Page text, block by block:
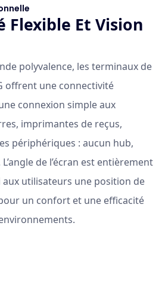
Flexible Et Vision
polyvalence, les terminaux de
offrent une connectivité
connexion simple aux
imprimantes de reçus,
périphériques : aucun hub,
de l’écran est entièrement
utilisateurs une position de
un confort et une efficacité